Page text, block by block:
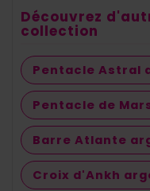
Découvrez
collection
Pentacle Astral
Pentacle de
Barre Atlante
Croix d'Ankh